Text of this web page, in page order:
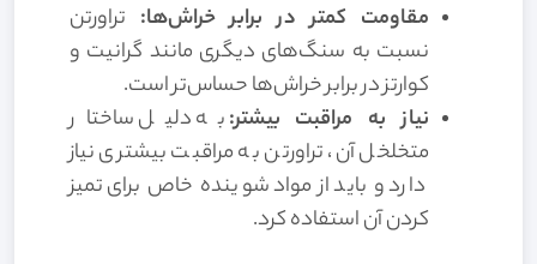
مقاومت کمتر در برابر خراش‌ها: تراورتن
نسبت به سنگ‌های دیگری مانند گرانیت و
کوارتز در برابر خراش‌ها حساس‌تر است.
نیاز به مراقبت بیشتر:به دلیل ساختار
متخلخل آن، تراورتن به مراقبت بیشتری نیاز
دارد و باید از مواد شوینده خاص برای تمیز
کردن آن استفاده کرد.